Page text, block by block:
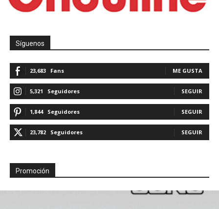
Síguenos
23,683 Fans ME GUSTA
5,321 Seguidores SEGUIR
1,844 Seguidores SEGUIR
23,782 Seguidores SEGUIR
Promoción